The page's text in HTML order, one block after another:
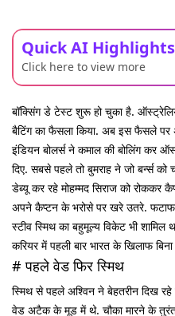
Quick AI Highlights
Click here to view more
बॉक्सिंग डे टेस्ट शुरू हो चुका है.
बैटिंग का फैसला किया. अब इस फैसले पर
इंडियन बोलर्स ने कमाल की बोलिंग कर
दिए. सबसे पहले तो बुमराह ने जो बर्न्स
डेब्यू कर रहे मोहम्मद सिराज को रोककर
अपने कैप्टन के भरोसे पर खरे उतरे.
स्टीव स्मिथ का बहुमूल्य विकेट भी
करियर में पहली बार भारत के खिलाफ
# पहले वेड फिर स्मिथ
स्मिथ से पहले अश्विन ने बेहतरीन दिख
वेड अटैक के मूड में थे. चौका मारने के